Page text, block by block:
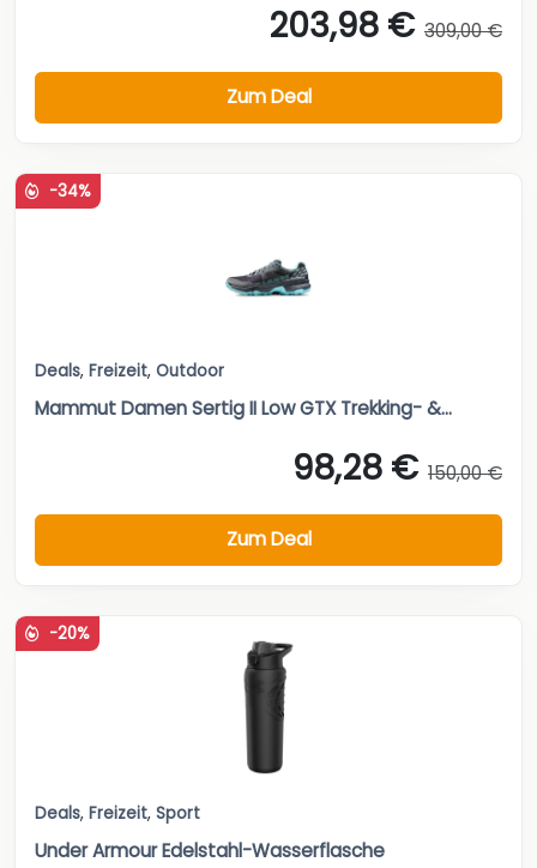
203,98 € 309,00 €
Zum Deal
-34%
Deals, Freizeit, Outdoor
Mammut Damen Sertig II Low GTX Trekking- &...
98,28 € 150,00 €
Zum Deal
-20%
Deals, Freizeit, Sport
Under Armour Edelstahl-Wasserflasche